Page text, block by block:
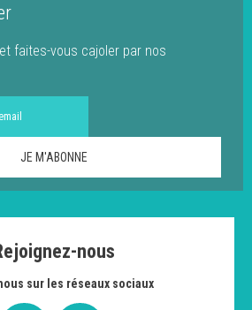
faites-vous cajoler par nos
nous
sur les réseaux sociaux